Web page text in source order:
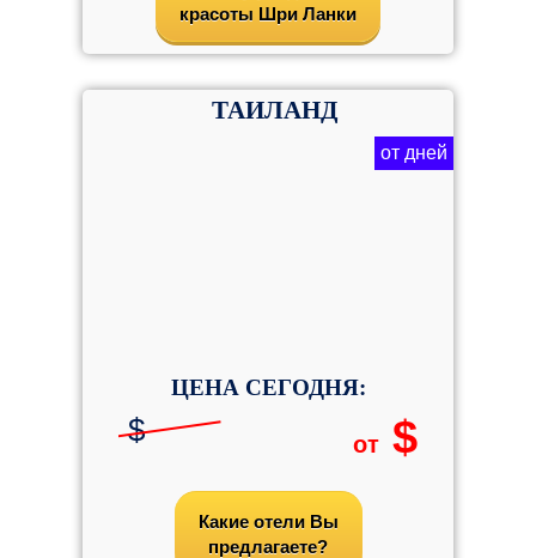
красоты Шри Ланки
ТАИЛАНД
от дней
ЦЕНА СЕГОДНЯ:
$ от $
Какие отели Вы
предлагаете?